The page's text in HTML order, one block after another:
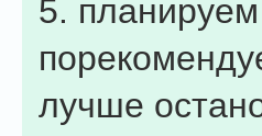
5.
лучше